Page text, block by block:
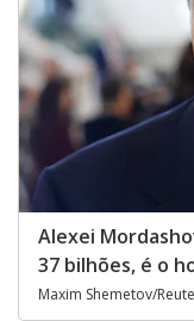
Alexei
37 bilhões, é o
Maxim Shemetov/